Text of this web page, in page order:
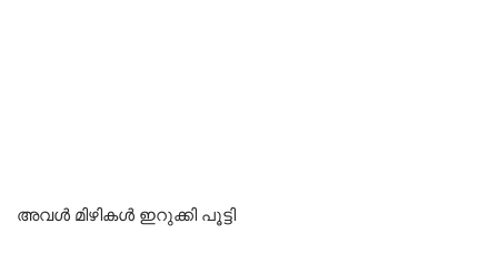
അവൾ മിഴികൾ ഇറുക്കി പൂട്ടി